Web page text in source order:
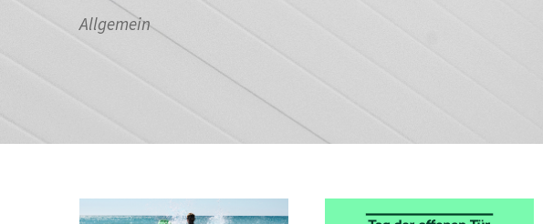
Allgemein